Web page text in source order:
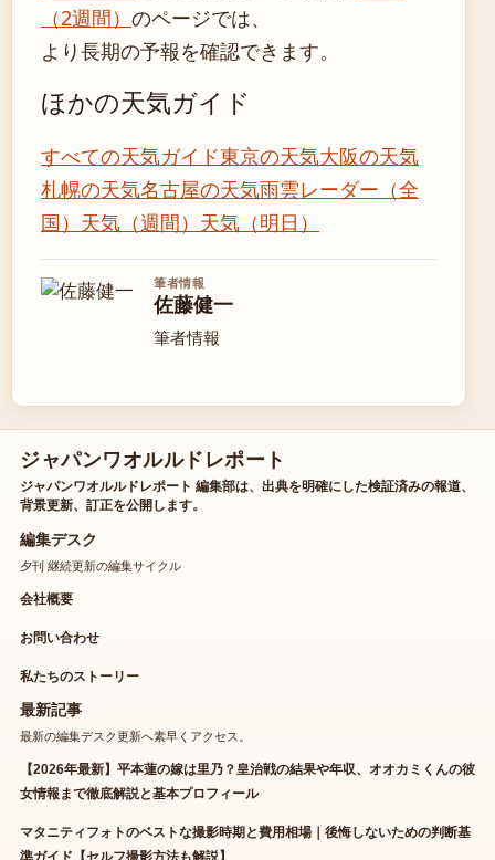
（2週間） のページでは、
より長期の予報を確認できます。
ほかの天気ガイド
すべての天気ガイド東京の天気大阪の天気
札幌の天気名古屋の天気雨雲レーダー（全
国） 天気（週間） 天気（明日）
筆者情報
佐藤健一
筆者情報
ジャパンワオルルドレポート
ジャパンワオルルドレポート 編集部は、出典を明確にした検証済みの報道、
背景更新、訂正を公開します。
編集デスク
夕刊 継続更新の編集サイクル
会社概要
お問い合わせ
私たちのストーリー
最新記事
最新の編集デスク更新へ素早くアクセス。
【2026年最新】平本蓮の嫁は里乃？皇治戦の結果や年収、オオカミくんの彼
女情報まで徹底解説と基本プロフィール
マタニティフォトのベストな撮影時期と費用相場｜後悔しないための判断基